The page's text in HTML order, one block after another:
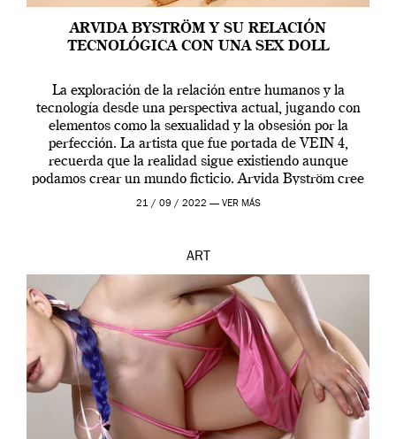
ARVIDA BYSTRÖM Y SU RELACIÓN
TECNOLÓGICA CON UNA SEX DOLL
La exploración de la relación entre humanos y la
tecnología desde una perspectiva actual, jugando con
elementos como la sexualidad y la obsesión por la
perfección. La artista que fue portada de VEIN 4,
recuerda que la realidad sigue existiendo aunque
podamos crear un mundo ficticio. Arvida Byström cree
que los humanos tienen un complejo […]
21 / 09 / 2022 — VER MÁS
ART